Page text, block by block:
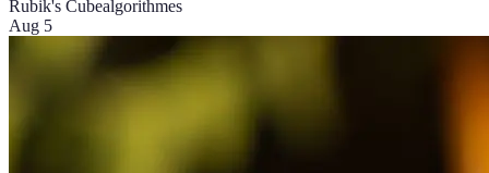
Rubik's Cubealgorithmes
Aug 5